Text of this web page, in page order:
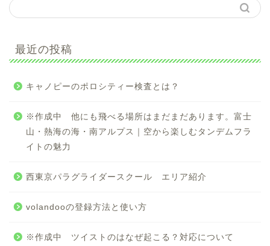
最近の投稿
キャノピーのポロシティー検査とは？
※作成中 他にも飛べる場所はまだまだあります。富士
山・熱海の海・南アルプス｜空から楽しむタンデムフラ
イトの魅力
西東京パラグライダースクール エリア紹介
volandooの登録方法と使い方
※作成中 ツイストのはなぜ起こる？対応について